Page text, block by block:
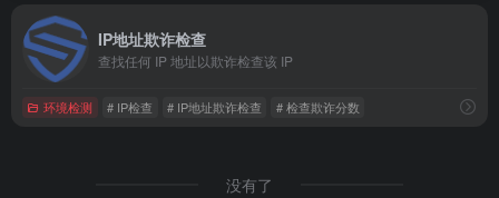
IP地址欺诈检查
查找任何 IP 地址以欺诈检查该 IP
环境检测 # IP检查 # IP地址欺诈检查 # 检查欺诈分数
没有了